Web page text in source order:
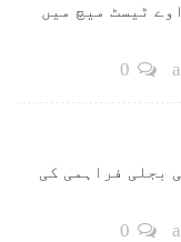
اوے ٹیسٹ میچ میں
بجلی فراہمی کی